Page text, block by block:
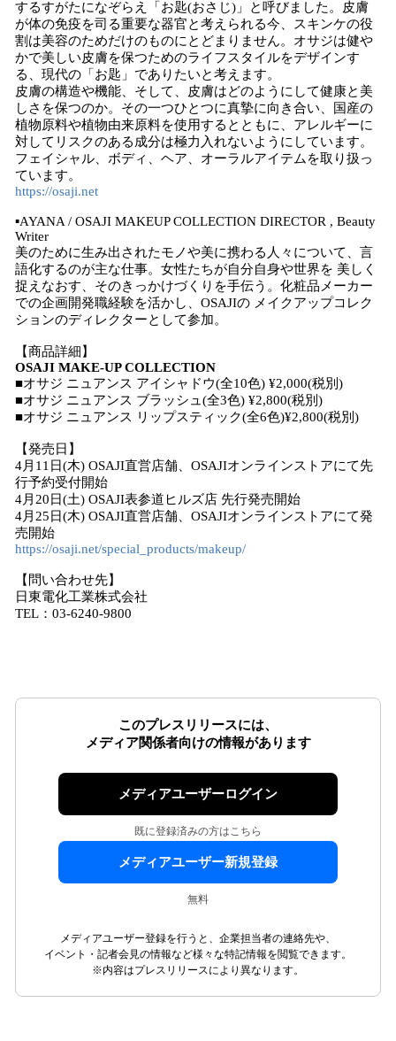
するすがたになぞらえ「お匙(おさじ)」と呼びました。皮膚
が体の免疫を司る重要な器官と考えられる今、スキンケの役
割は美容のためだけのものにとどまりません。オサジは健や
かで美しい皮膚を保つためのライフスタイルをデザインす
る、現代の「お匙」でありたいと考えます。
皮膚の構造や機能、そして、皮膚はどのようにして健康と美
しさを保つのか。その一つひとつに真摯に向き合い、国産の
植物原料や植物由来原料を使用するとともに、アレルギーに
対してリスクのある成分は極力入れないようにしています。
フェイシャル、ボディ、ヘア、オーラルアイテムを取り扱っ
ています。
https://osaji.net
▪️AYANA / OSAJI MAKEUP COLLECTION DIRECTOR , Beauty
Writer
美のために生み出されたモノや美に携わる人々について、言
語化するのが主な仕事。女性たちが自分自身や世界を 美しく
捉えなおす、そのきっかけづくりを手伝う。化粧品メーカー
での企画開発職経験を活かし、OSAJIの メイクアップコレク
ションのディレクターとして参加。
【商品詳細】
OSAJI MAKE-UP COLLECTION
■オサジ ニュアンス アイシャドウ(全10色) ¥2,000(税別)
■オサジ ニュアンス ブラッシュ(全3色) ¥2,800(税別)
■オサジ ニュアンス リップスティック(全6色)¥2,800(税別)
【発売日】
4月11日(木) OSAJI直営店舗、OSAJIオンラインストアにて先
行予約受付開始
4月20日(土) OSAJI表参道ヒルズ店 先行発売開始
4月25日(木) OSAJI直営店舗、OSAJIオンラインストアにて発
売開始
https://osaji.net/special_products/makeup/
【問い合わせ先】
日東電化工業株式会社
TEL：03-6240-9800
このプレスリリースには、
メディア関係者向けの情報があります
メディアユーザーログイン
既に登録済みの方はこちら
メディアユーザー新規登録
無料
メディアユーザー登録を行うと、企業担当者の連絡先や、
イベント・記者会見の情報など様々な特記情報を閲覧できます。
※内容はプレスリリースにより異なります。